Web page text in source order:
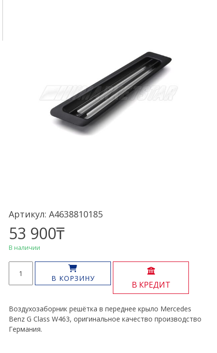
Артикул: A4638810185
53 900₸
В наличии
товара
Воздухозаборник
крыло
G
Class
В КОРЗИНУ
В КРЕДИТ
Воздухозаборник решётка в переднее крыло Mercedes
Benz G Class W463, оригинальное качество производство
Германия.